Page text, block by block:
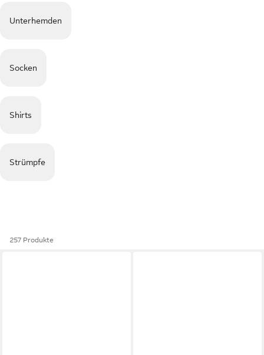
Unterhemden
Socken
Shirts
Strümpfe
257 Produkte